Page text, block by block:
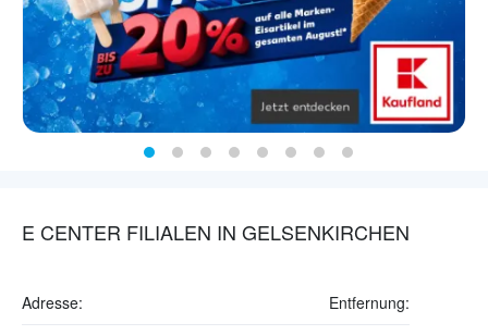
E CENTER FILIALEN IN GELSENKIRCHEN
Adresse: Entfernung: